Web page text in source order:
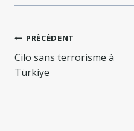
Navigation
de
l’article
PRÉCÉDENT
Cilo sans terrorisme à
Türkiye